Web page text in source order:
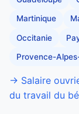
Martinique
Occitanie
Provence-
→ Salaire
du travail du